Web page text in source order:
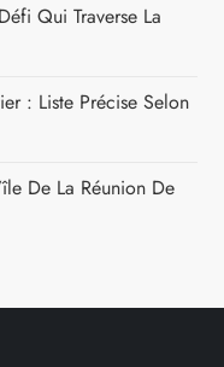
Qui Traverse La
: Liste Précise Selon
De La Réunion De